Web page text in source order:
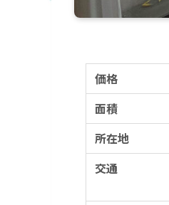
価格
面積
所在地
交通